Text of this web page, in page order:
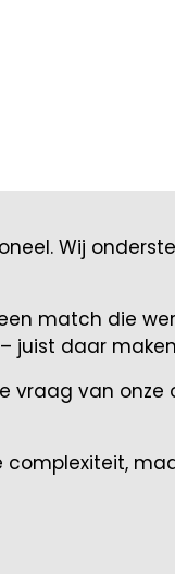
Wij
match die
juist daar
vraag van onze
complexiteit,